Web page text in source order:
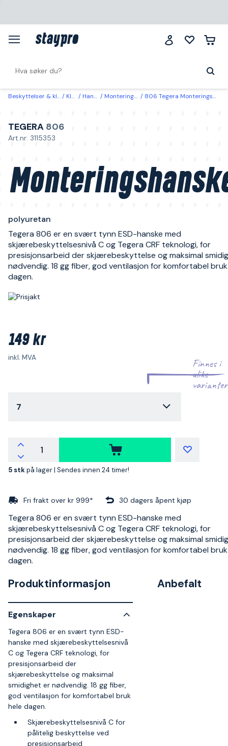
Beskyttelser & klær Klær Hansker Monteringshanske 806 Tegera Monteringshanske polyuretan 7
TEGERA 806
Art.nr: 3115353
polyuretan
Tegera 806 er en svært tynn ESD-hanske med
skjærebeskyttelsesnivå C og Tegera CRF teknologi, for
presisjonsarbeid der skjærebeskyttelse og maksimal
nødvendig. 18 gg fiber, god ventilasjon for komfortabel
dagen.
149 kr
inkl. MVA
Finnes i
ulike
varianter
7
5 stkpå lager | Sendes innen 24 timer!
Fri frakt over kr 999* 30 dagers åpent kjøp
Tegera 806 er en svært tynn ESD-hanske med
skjærebeskyttelsesnivå C og Tegera CRF teknologi, for
presisjonsarbeid der skjærebeskyttelse og maksimal
nødvendig. 18 gg fiber, god ventilasjon for komfortabel
dagen.
Produktinformasjon
Egenskaper
Tegera 806 er en svært tynn ESD-
hanske med skjærebeskyttelsesnivå
C og Tegera CRF teknologi, for
presisjonsarbeid der
skjærebeskyttelse og maksimal
smidighet er nødvendig. 18 gg fiber,
god ventilasjon for komfortabel bruk
hele dagen.
Skjærebeskyttelsesnivå C for
pålitelig beskyttelse ved
presisjonsarbeid
Anbefalt